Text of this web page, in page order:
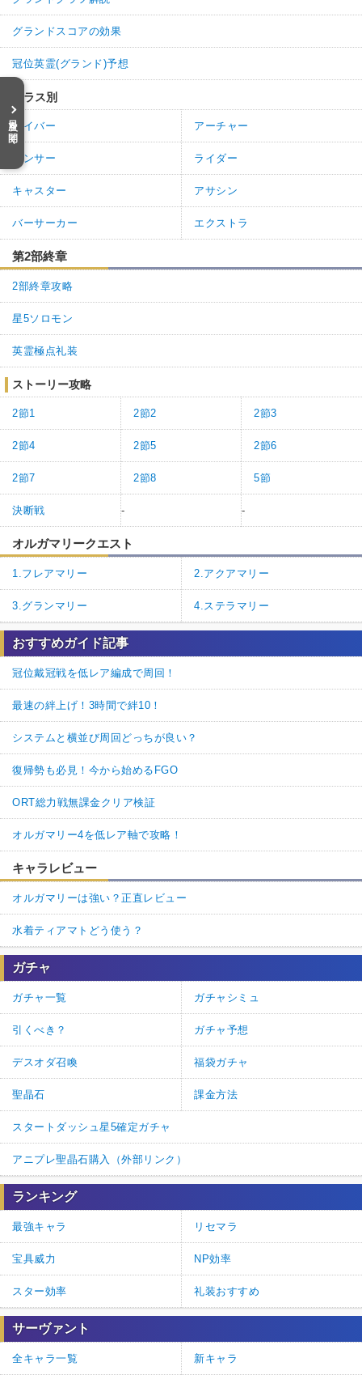
目次を開く
グランドスコアの効果
冠位英霊(グランド)予想
クラス別
セイバー アーチャー
ランサー ライダー
キャスター アサシン
バーサーカー エクストラ
第2部終章
2部終章攻略
星5ソロモン
英霊極点礼装
ストーリー攻略
2節1 2節2 2節3
2節4 2節5 2節6
2節7 2節8 5節
決断戦 - -
オルガマリークエスト
1.フレアマリー 2.アクアマリー
3.グランマリー 4.ステラマリー
おすすめガイド記事
冠位戴冠戦を低レア編成で周回！
最速の絆上げ！3時間で絆10！
システムと横並び周回どっちが良い？
復帰勢も必見！今から始めるFGO
ORT総力戦無課金クリア検証
オルガマリー4を低レア軸で攻略！
キャラレビュー
オルガマリーは強い？正直レビュー
水着ティアマトどう使う？
ガチャ
ガチャ一覧 ガチャシミュ
引くべき？ ガチャ予想
デスオダ召喚 福袋ガチャ
聖晶石 課金方法
スタートダッシュ星5確定ガチャ
アニプレ聖晶石購入（外部リンク）
ランキング
最強キャラ リセマラ
宝具威力 NP効率
スター効率 礼装おすすめ
サーヴァント
全キャラ一覧 新キャラ